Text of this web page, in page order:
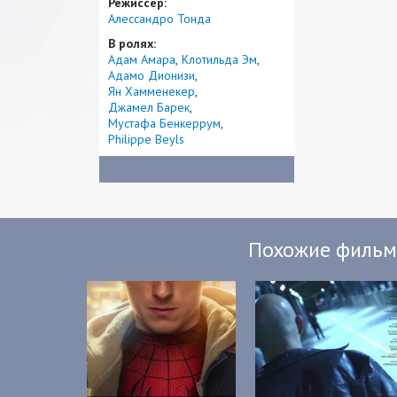
Алессандро Тонда
В ролях:
Адам Амара Клотильда Эм
Адамо Дионизи
Ян Хамменекер
Джамел Барек
Мустафа Бенкеррум
Philippe Beyls
Похожие